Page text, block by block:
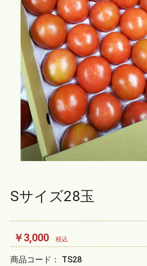
Sサイズ28玉
￥3,000 税込
商品コード： TS28